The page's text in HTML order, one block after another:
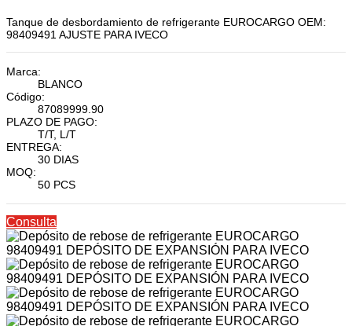
Tanque de desbordamiento de refrigerante EUROCARGO OEM:
98409491 AJUSTE PARA IVECO
Marca:
BLANCO
Código:
87089999.90
PLAZO DE PAGO:
T/T, L/T
ENTREGA:
30 DIAS
MOQ:
50 PCS
Consulta